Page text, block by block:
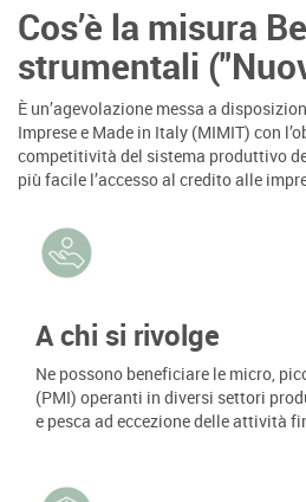
Cos’è la misura
strumentali
È un’agevolazione messa a
Imprese e Made in Italy (MIMIT) con
competitività del sistema produttivo
più facile l’accesso al credito alle
A chi si rivolge
Ne possono beneficiare le micro,
(PMI) operanti in diversi settori
e pesca ad eccezione delle attività